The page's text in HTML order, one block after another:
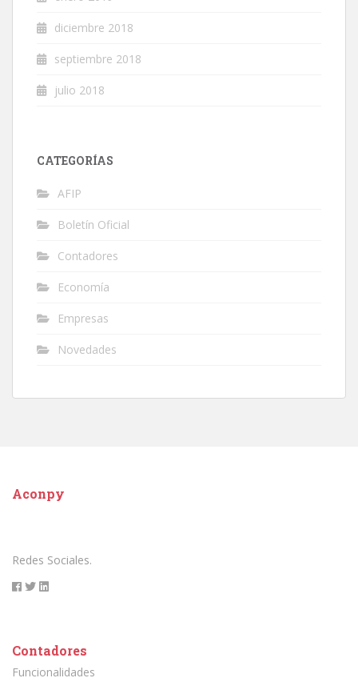
diciembre 2018
septiembre 2018
julio 2018
CATEGORÍAS
AFIP
Boletín Oficial
Contadores
Economía
Empresas
Novedades
Aconpy
Redes Sociales.
Contadores
Funcionalidades